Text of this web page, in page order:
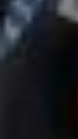
Découvrez son
détours des
admirez les églises
religieux mi
orangés. Edifiées
différentes ! On
Parfondeval, un des
Et bien, c'est en
son usine puis un
culturelle intense
Cette destination
l’abbaye
Frontalière avec